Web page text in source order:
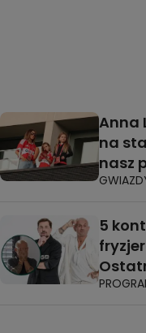
Anna
na
nasz
5